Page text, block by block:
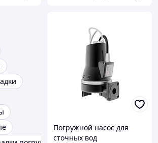
Погружной насос для
сточных вод